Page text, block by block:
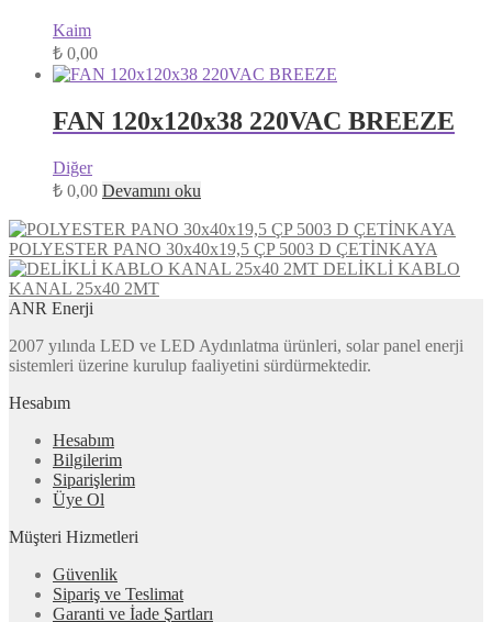
Kaim
₺ 0,00
FAN 120x120x38 220VAC BREEZE
Diğer
₺ 0,00 Devamını oku
POLYESTER PANO 30x40x19,5 ÇP 5003 D ÇETİNKAYA
DELİKLİ KABLO
KANAL 25x40 2MT
ANR Enerji
2007 yılında LED ve LED Aydınlatma ürünleri, solar panel enerji
sistemleri üzerine kurulup faaliyetini sürdürmektedir.
Hesabım
Hesabım
Bilgilerim
Siparişlerim
Üye Ol
Müşteri Hizmetleri
Güvenlik
Sipariş ve Teslimat
Garanti ve İade Şartları